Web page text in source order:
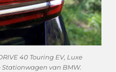
40 Touring EV, Luxe
van BMW.